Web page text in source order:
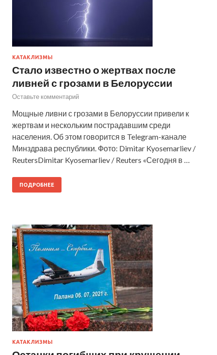
КАТАКЛИЗМЫ
Стало известно о жертвах после
ливней с грозами в Белоруссии
Оставьте комментарий
Мощные ливни с грозами в Белоруссии привели к
жертвам и нескольким пострадавшим среди
населения. Об этом говорится в Telegram-канале
Минздрава республики. Фото: Dimitar Kyosemarliev /
ReutersDimitar Kyosemarliev / Reuters «Сегодня в …
ПОДРОБНЕЕ
КАТАКЛИЗМЫ